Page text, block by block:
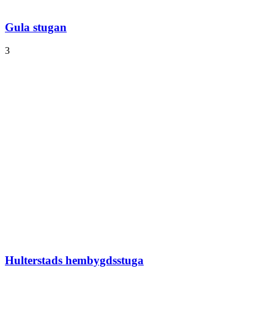
Gula stugan
3
Hulterstads hembygdsstuga